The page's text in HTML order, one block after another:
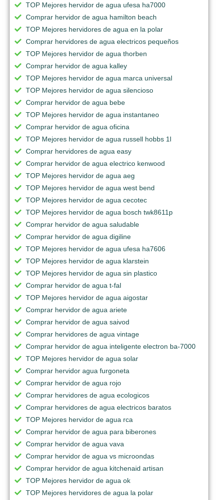
TOP Mejores hervidor de agua ufesa ha7000
Comprar hervidor de agua hamilton beach
TOP Mejores hervidores de agua en la polar
Comprar hervidores de agua electricos pequeños
TOP Mejores hervidor de agua thorben
Comprar hervidor de agua kalley
TOP Mejores hervidor de agua marca universal
TOP Mejores hervidor de agua silencioso
Comprar hervidor de agua bebe
TOP Mejores hervidor de agua instantaneo
Comprar hervidor de agua oficina
TOP Mejores hervidor de agua russell hobbs 1l
Comprar hervidores de agua easy
Comprar hervidor de agua electrico kenwood
TOP Mejores hervidor de agua aeg
TOP Mejores hervidor de agua west bend
TOP Mejores hervidor de agua cecotec
TOP Mejores hervidor de agua bosch twk8611p
Comprar hervidor de agua saludable
Comprar hervidor de agua digiline
TOP Mejores hervidor de agua ufesa ha7606
TOP Mejores hervidor de agua klarstein
TOP Mejores hervidor de agua sin plastico
Comprar hervidor de agua t-fal
TOP Mejores hervidor de agua aigostar
Comprar hervidor de agua ariete
Comprar hervidor de agua saivod
Comprar hervidores de agua vintage
Comprar hervidor de agua inteligente electron ba-7000
TOP Mejores hervidor de agua solar
Comprar hervidor agua furgoneta
Comprar hervidor de agua rojo
Comprar hervidores de agua ecologicos
Comprar hervidores de agua electricos baratos
TOP Mejores hervidor de agua rca
Comprar hervidor de agua para biberones
Comprar hervidor de agua vava
Comprar hervidor de agua vs microondas
Comprar hervidor de agua kitchenaid artisan
TOP Mejores hervidor de agua ok
TOP Mejores hervidores de agua la polar